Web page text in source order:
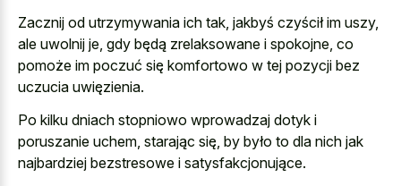
Zacznij od utrzymywania ich tak, jakbyś czyścił im uszy,
ale uwolnij je, gdy będą zrelaksowane i spokojne, co
pomoże im poczuć się komfortowo w tej pozycji bez
uczucia uwięzienia.
Po kilku dniach stopniowo wprowadzaj dotyk i
poruszanie uchem, starając się, by było to dla nich jak
najbardziej bezstresowe i satysfakcjonujące.